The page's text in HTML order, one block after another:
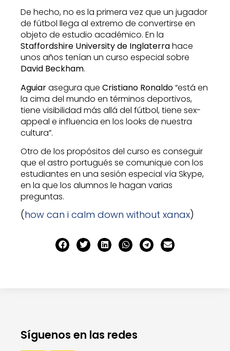
De hecho, no es la primera vez que un jugador
de fútbol llega al extremo de convertirse en
objeto de estudio académico. En la
Staffordshire University de Inglaterrahace
unos años tenían un curso especial sobre
David Beckham.
Aguiarasegura que Cristiano Ronaldo“está en
la cima del mundo en términos deportivos,
tiene visibilidad más allá del fútbol, tiene sex-
appeal e influencia en los looks de nuestra
cultura”.
Otro de los propósitos del curso es conseguir
que el astro portugués se comunique con los
estudiantes en una sesión especial vía Skype,
en la que los alumnos le hagan varias
preguntas.
(how can i calm down without xanax)
Síguenos en las redes